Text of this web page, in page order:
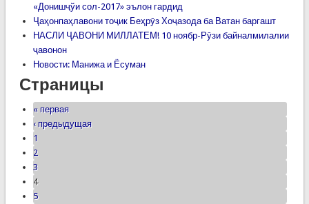
«Донишҷўи сол-2017» эълон гардид
Ҷаҳонпаҳлавони тоҷик Беҳрӯз Хоҷазода ба Ватан баргашт
НАСЛИ ҶАВОНИ МИЛЛАТЕМ! 10 ноябр-Рӯзи байналмилалии
ҷавонон
Новости: Манижа и Ёсуман
Страницы
« первая
‹ предыдущая
1
2
3
4
5